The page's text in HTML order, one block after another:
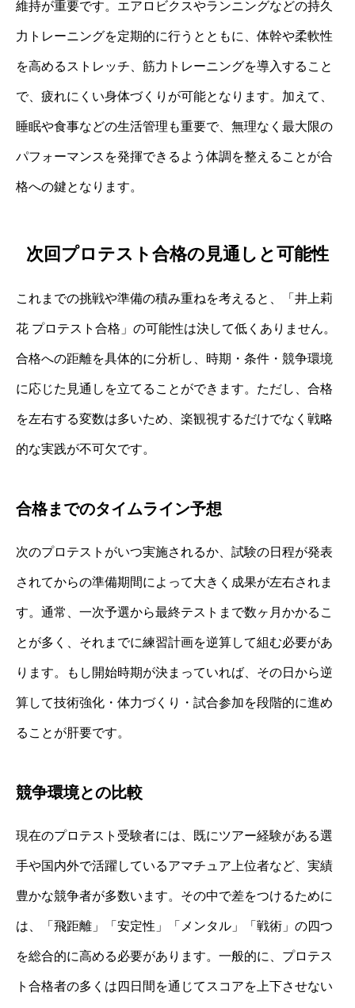
維持が重要です。エアロビクスやランニングなどの持久
力トレーニングを定期的に行うとともに、体幹や柔軟性
を高めるストレッチ、筋力トレーニングを導入すること
で、疲れにくい身体づくりが可能となります。加えて、
睡眠や食事などの生活管理も重要で、無理なく最大限の
パフォーマンスを発揮できるよう体調を整えることが合
格への鍵となります。
次回プロテスト合格の見通しと可能性
これまでの挑戦や準備の積み重ねを考えると、「井上莉
花 プロテスト合格」の可能性は決して低くありません。
合格への距離を具体的に分析し、時期・条件・競争環境
に応じた見通しを立てることができます。ただし、合格
を左右する変数は多いため、楽観視するだけでなく戦略
的な実践が不可欠です。
合格までのタイムライン予想
次のプロテストがいつ実施されるか、試験の日程が発表
されてからの準備期間によって大きく成果が左右されま
す。通常、一次予選から最終テストまで数ヶ月かかるこ
とが多く、それまでに練習計画を逆算して組む必要があ
ります。もし開始時期が決まっていれば、その日から逆
算して技術強化・体力づくり・試合参加を段階的に進め
ることが肝要です。
競争環境との比較
現在のプロテスト受験者には、既にツアー経験がある選
手や国内外で活躍しているアマチュア上位者など、実績
豊かな競争者が多数います。その中で差をつけるために
は、「飛距離」「安定性」「メンタル」「戦術」の四つ
を総合的に高める必要があります。一般的に、プロテス
ト合格者の多くは四日間を通じてスコアを上下させない